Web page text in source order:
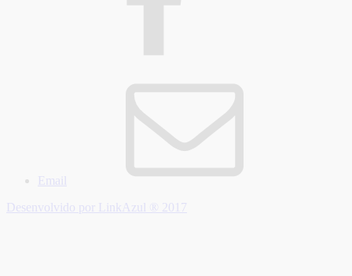
Email
Desenvolvido por LinkAzul ® 2017